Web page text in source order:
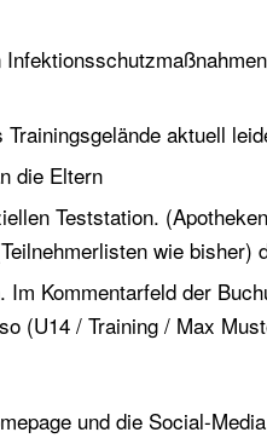
aktuell
die Eltern
Teststation.
wie bisher)
Kommentarfeld der
(U14 / Training / Max
und die Social-